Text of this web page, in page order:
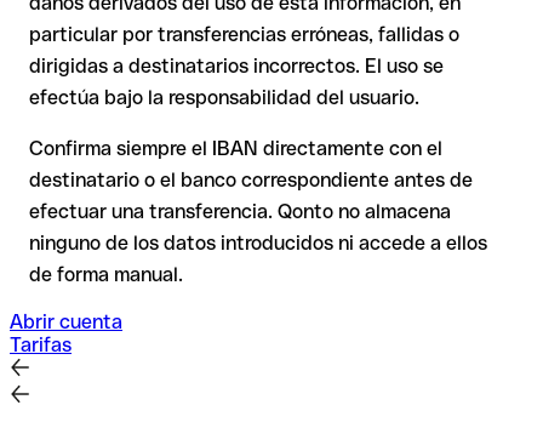
recuperación es considerablemente más compleja y conlleva
comisiones .
Recomendación: Verifica cada IBAN antes de una
transferencia con nuestro IBAN Checker gratuito y, en caso
de duda, confírmalo directamente con el destinatario. Esta
precaución es especialmente importante con importes
elevados o nuevas relaciones comerciales.
particular por transferencias erróneas, fallidas o
dirigidas a destinatarios incorrectos. El uso se
efectúa bajo la responsabilidad del usuario.
Confirma siempre el IBAN directamente con el
destinatario o el banco correspondiente antes de
efectuar una transferencia. Qonto no almacena
ninguno de los datos introducidos ni accede a ellos
de forma manual.
Abrir cuenta
Tarifas